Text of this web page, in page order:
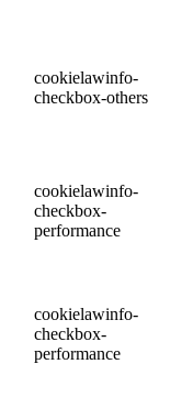
cookielawinfo-
checkbox-others
cookielawinfo-
checkbox-
performance
cookielawinfo-
checkbox-
performance